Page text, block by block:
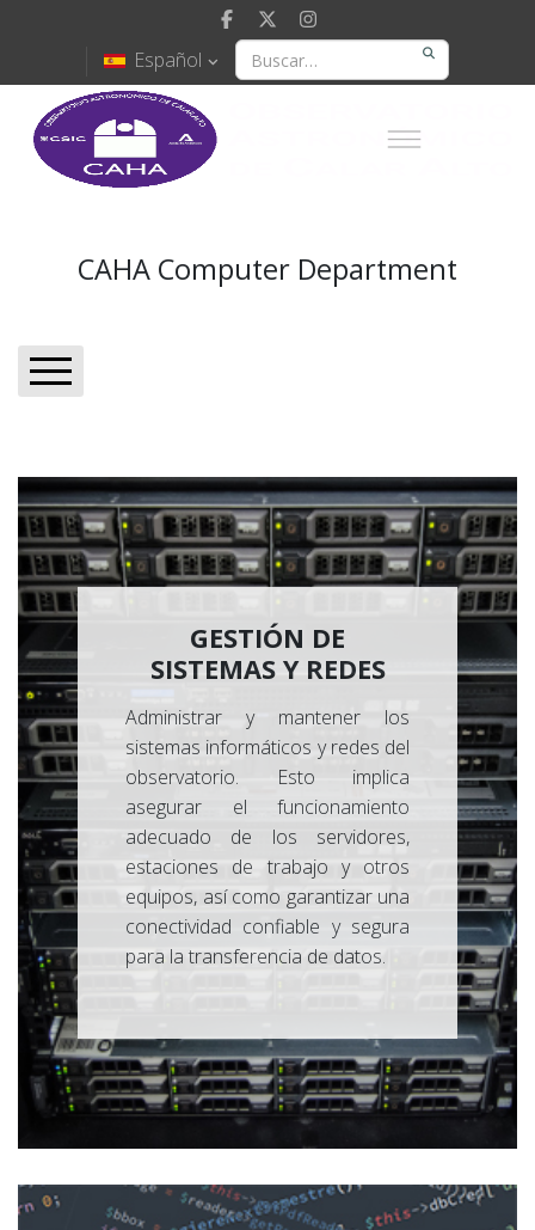
Español
CAHA Computer Department
Automatic Weather Station
CAHA Webcams
WebMail
Email RACE
Private
GESTIÓN DE
SISTEMAS Y REDES
Administrar y mantener los
sistemas informáticos y redes del
observatorio. Esto implica
asegurar el funcionamiento
adecuado de los servidores,
estaciones de trabajo y otros
equipos, así como garantizar una
conectividad confiable y segura
para la transferencia de datos.